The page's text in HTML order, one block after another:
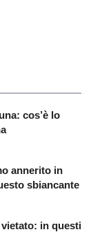
cos’è lo
annerito in
sbiancante
in questi